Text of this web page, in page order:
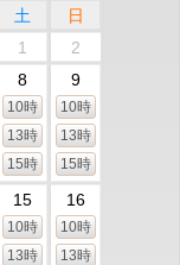
土
日
1
2
8
10時
13時
15時
9
10時
13時
15時
15
10時
13時
16
10時
13時